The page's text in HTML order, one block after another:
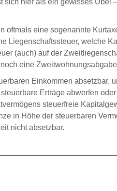
sich hier als ein gewisses
oftmals eine sogenannte
Liegenschaftssteuer, welche
(auch) auf der
eine
Einkommen
Erträge abwerfen
steuerfreie
in Höhe der steuerbaren
nicht absetzbar.